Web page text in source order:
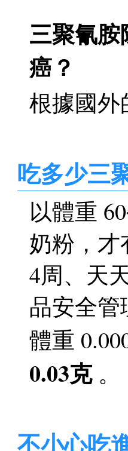
三聚氰
癌？
根據國
吃多少三
以體重
奶粉，
4周、天
品安全
體重
0.03克。
不小心吃